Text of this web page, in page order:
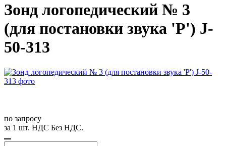
Зонд логопедический № 3
(для постановки звука 'Р') J-
50-313
по запросу
за 1 шт. НДС Без НДС.